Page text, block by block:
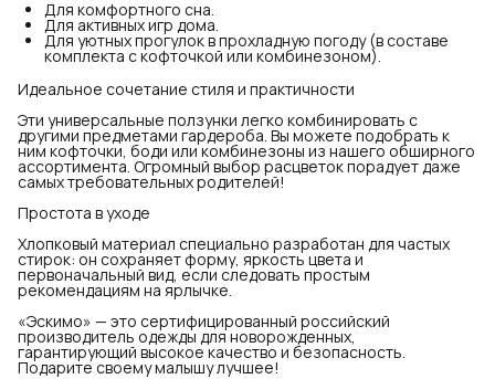
Для комфортного сна.
Для активных игр дома.
Для уютных прогулок в прохладную погоду (в составе
комплекта с кофточкой или комбинезоном).
Идеальное сочетание стиля и практичности
Эти универсальные ползунки легко комбинировать с
другими предметами гардероба. Вы можете подобрать к
ним кофточки, боди или комбинезоны из нашего обширного
ассортимента. Огромный выбор расцветок порадует даже
самых требовательных родителей!
Простота в уходе
Хлопковый материал специально разработан для частых
стирок: он сохраняет форму, яркость цвета и
первоначальный вид, если следовать простым
рекомендациям на ярлычке.
«Эскимо» — это сертифицированный российский
производитель одежды для новорожденных,
гарантирующий высокое качество и безопасность.
Подарите своему малышу лучшее!